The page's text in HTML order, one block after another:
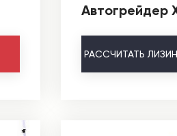
Автогрейдер
РАССЧИТАТЬ